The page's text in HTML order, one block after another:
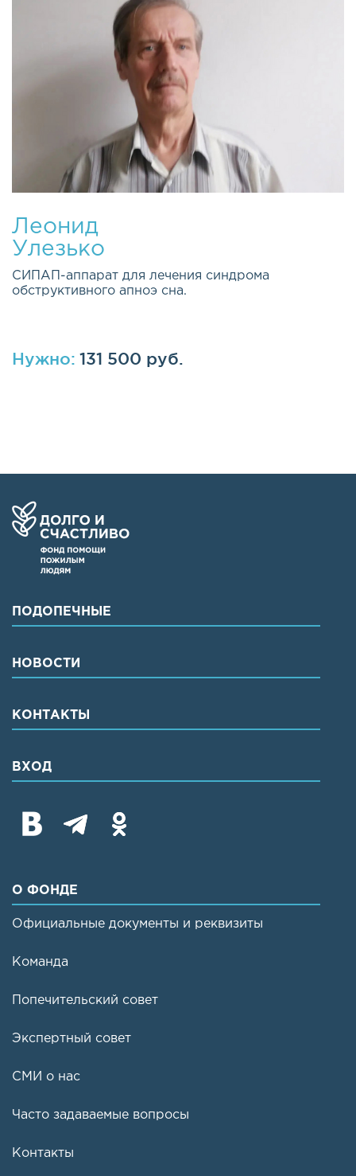
Леонид
Улезько
СИПАП-аппарат для лечения синдрома
обструктивного апноэ сна.
Нужно: 131 500 руб.
ПОДОПЕЧНЫЕ
НОВОСТИ
КОНТАКТЫ
ВХОД
О ФОНДЕ
Официальные документы и реквизиты
Команда
Попечительский совет
Экспертный совет
СМИ о нас
Часто задаваемые вопросы
Контакты